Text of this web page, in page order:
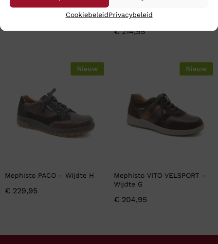
CookiebeleidPrivacybeleid
Mephisto IASMINA – Wijdte G
G
€214,95
Nieuw
Mephisto PACO – Wijdte H
€ 229,95
Nieuw
Mephisto VITO VELSPORT –
Wijdte G
€ 204,95